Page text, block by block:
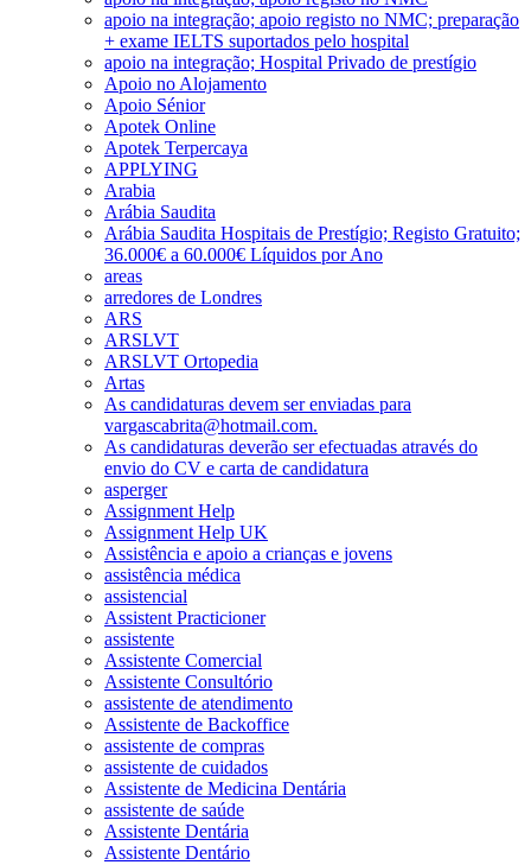
apoio na integração; apoio registo no NMC; preparação
+ exame IELTS suportados pelo hospital
apoio na integração; Hospital Privado de prestígio
Apoio no Alojamento
Apoio Sénior
Apotek Online
Apotek Terpercaya
APPLYING
Arabia
Arábia Saudita
Arábia Saudita Hospitais de Prestígio; Registo Gratuito;
36.000€ a 60.000€ Líquidos por Ano
areas
arredores de Londres
ARS
ARSLVT
ARSLVT Ortopedia
Artas
As candidaturas devem ser enviadas para
vargascabrita@hotmail.com.
As candidaturas deverão ser efectuadas através do
envio do CV e carta de candidatura
asperger
Assignment Help
Assignment Help UK
Assistência e apoio a crianças e jovens
assistência médica
assistencial
Assistent Practicioner
assistente
Assistente Comercial
Assistente Consultório
assistente de atendimento
Assistente de Backoffice
assistente de compras
assistente de cuidados
Assistente de Medicina Dentária
assistente de saúde
Assistente Dentária
Assistente Dentário